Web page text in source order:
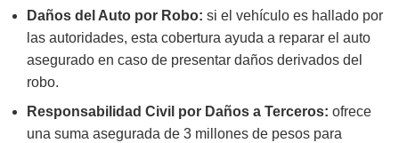
Daños del Auto por Robo: si el vehículo es hallado por
las autoridades, esta cobertura ayuda a reparar el auto
asegurado en caso de presentar daños derivados del
robo.
Responsabilidad Civil por Daños a Terceros: ofrece
una suma asegurada de 3 millones de pesos para